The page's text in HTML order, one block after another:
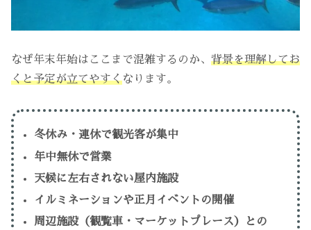
なぜ年末年始はここまで混雑するのか、 背景を理解してお
くと予定が立てやすくなります。
冬休み・連休で観光客が集中
年中無休で営業
天候に左右されない屋内施設
イルミネーションや正月イベントの開催
周辺施設（観覧車・マーケットプレース）との